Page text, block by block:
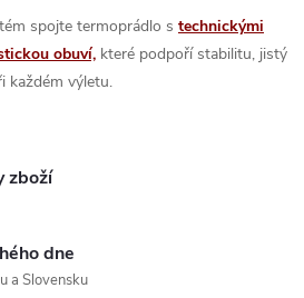
spojte termoprádlo s technickými
obuví, které podpoří stabilitu, jistý
každém výletu.
zboží
dne
a Slovensku